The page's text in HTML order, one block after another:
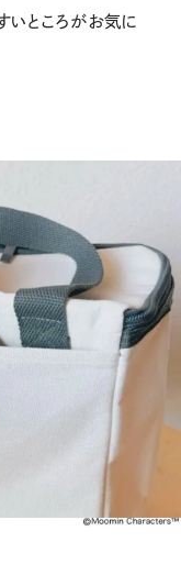
いところがお気に